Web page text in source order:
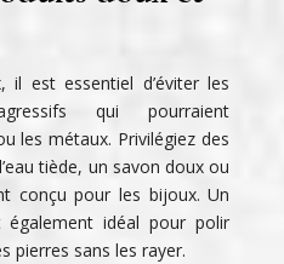
est essentiel d’éviter les
qui pourraient
les métaux. Privilégiez des
tiède, un savon doux ou
conçu pour les bijoux. Un
idéal pour polir
pierres sans les rayer.